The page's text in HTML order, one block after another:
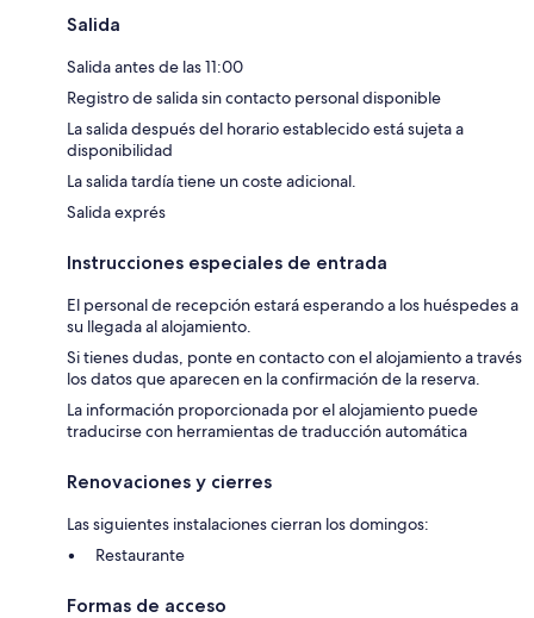
Salida
Salida antes de las 11:00
Registro de salida sin contacto personal disponible
La salida después del horario establecido está sujeta a
disponibilidad
La salida tardía tiene un coste adicional.
Salida exprés
Instrucciones especiales de entrada
El personal de recepción estará esperando a los huéspedes a
su llegada al alojamiento.
Si tienes dudas, ponte en contacto con el alojamiento a través
los datos que aparecen en la confirmación de la reserva.
La información proporcionada por el alojamiento puede
traducirse con herramientas de traducción automática
Renovaciones y cierres
Las siguientes instalaciones cierran los domingos:
Restaurante
Formas de acceso